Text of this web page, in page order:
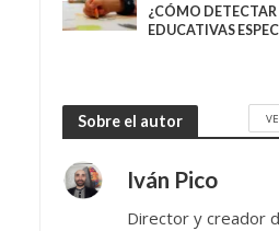
¿CÓMO DETECTAR
EDUCATIVAS
Sobre el autor
Iván Pico
Director y creador